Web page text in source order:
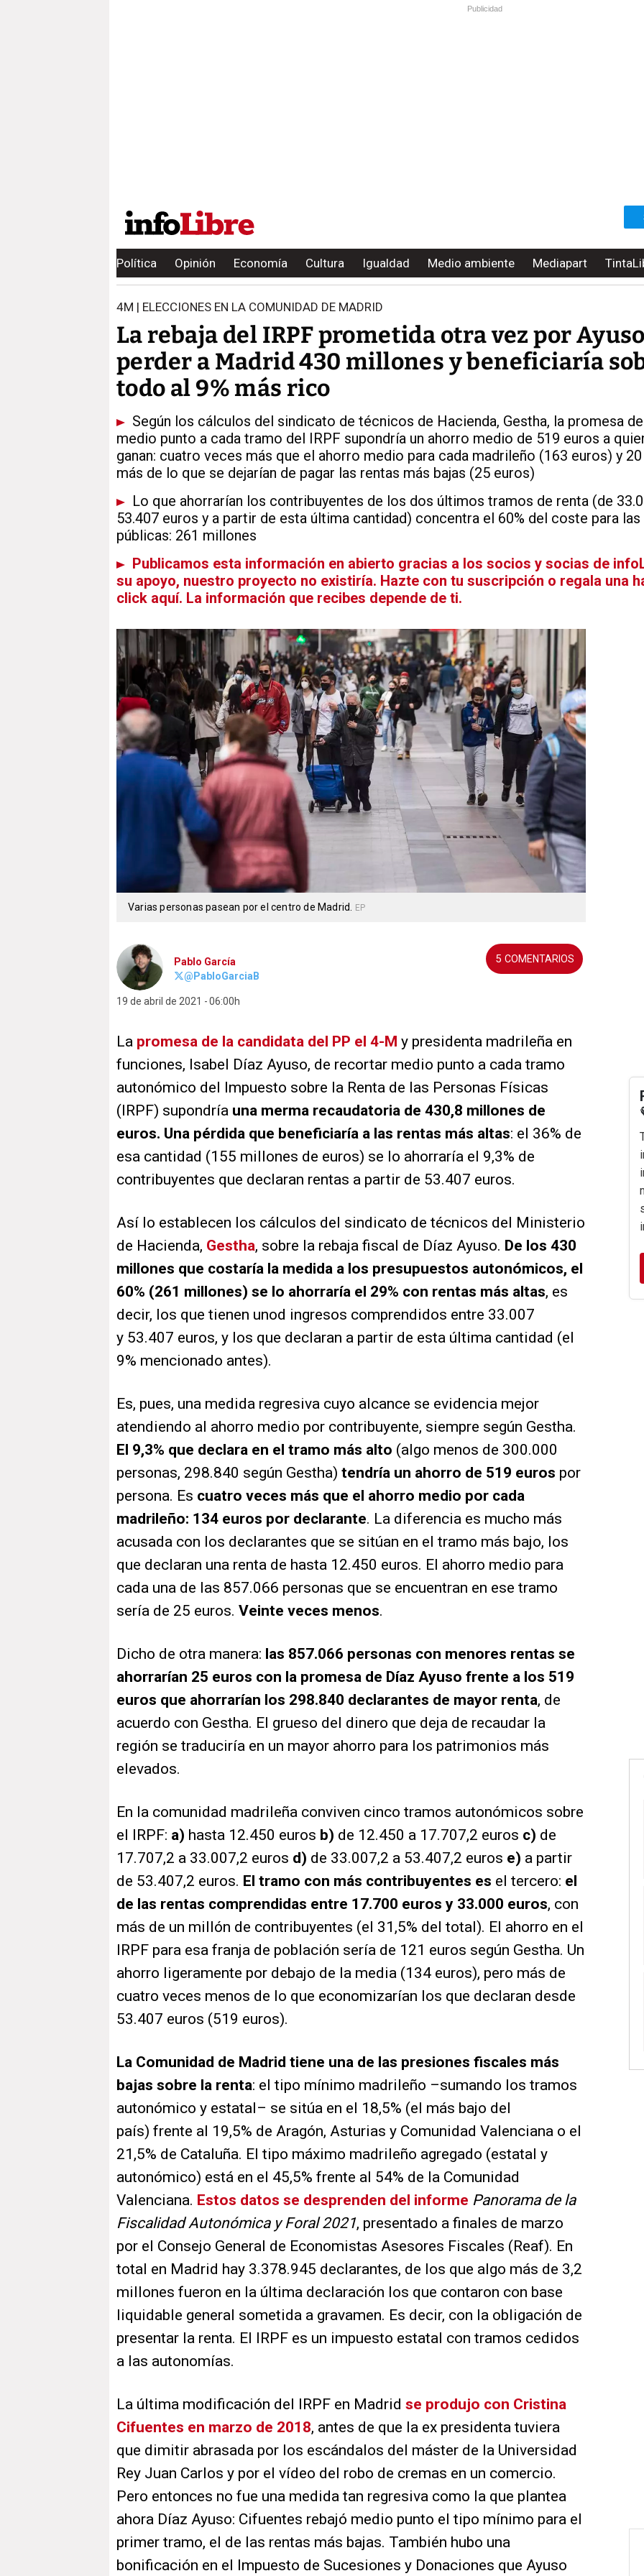
Publicidad
Política Opinión Economía Cultura Igualdad Medio ambiente Mediapart
4M | ELECCIONES EN LA COMUNIDAD DE MADRID
La rebaja del IRPF prometida otra vez por
perder a Madrid 430 millones y beneficiaría
todo al 9% más rico
Según los cálculos del sindicato de técnicos de Hacienda, Gestha, la promesa
medio punto a cada tramo del IRPF supondría un ahorro medio de 519 euros a
ganan: cuatro veces más que el ahorro medio para cada madrileño (163 euros) y
más de lo que se dejarían de pagar las rentas más bajas (25 euros)
Lo que ahorrarían los contribuyentes de los dos últimos tramos de renta (de
53.407 euros y a partir de esta última cantidad) concentra el 60% del coste para las
públicas: 261 millones
Publicamos esta información en abierto gracias a los socios y socias de
su apoyo, nuestro proyecto no existiría. Hazte con tu suscripción o regala una
click aquí. La información que recibes depende de ti.
Varias personas pasean por el centro de Madrid. EP
Pablo García
@PabloGarciaB
19 de abril de 2021 06:00h
5
La promesa de la candidata del PP el 4-M y presidenta madrileña en
funciones, Isabel Díaz Ayuso, de recortar medio punto a cada tramo
autonómico del Impuesto sobre la Renta de las Personas Físicas
(IRPF) supondría una merma recaudatoria de 430,8 millones de
euros. Una pérdida que beneficiaría a las rentas más altas: el 36% de
esa cantidad (155 millones de euros) se lo ahorraría el 9,3% de
contribuyentes que declaran rentas a partir de 53.407 euros.
Así lo establecen los cálculos del sindicato de técnicos del Ministerio
de Hacienda, Gestha, sobre la rebaja fiscal de Díaz Ayuso. De los 430
millones que costaría la medida a los presupuestos autonómicos, el
60% (261 millones) se lo ahorraría el 29% con rentas más altas, es
decir, los que tienen unod ingresos comprendidos entre 33.007
y 53.407 euros, y los que declaran a partir de esta última cantidad (el
9% mencionado antes).
Es, pues, una medida regresiva cuyo alcance se evidencia mejor
atendiendo al ahorro medio por contribuyente, siempre según Gestha.
El 9,3% que declara en el tramo más alto (algo menos de 300.000
personas, 298.840 según Gestha) tendría un ahorro de 519 euros por
persona. Es cuatro veces más que el ahorro medio por cada
madrileño: 134 euros por declarante. La diferencia es mucho más
acusada con los declarantes que se sitúan en el tramo más bajo, los
que declaran una renta de hasta 12.450 euros. El ahorro medio para
cada una de las 857.066 personas que se encuentran en ese tramo
sería de 25 euros. Veinte veces menos.
Dicho de otra manera: las 857.066 personas con menores rentas se
ahorrarían 25 euros con la promesa de Díaz Ayuso frente a los 519
euros que ahorrarían los 298.840 declarantes de mayor renta, de
acuerdo con Gestha. El grueso del dinero que deja de recaudar la
región se traduciría en un mayor ahorro para los patrimonios más
elevados.
En la comunidad madrileña conviven cinco tramos autonómicos sobre
el IRPF: a) hasta 12.450 euros b) de 12.450 a 17.707,2 euros c) de
17.707,2 a 33.007,2 euros d) de 33.007,2 a 53.407,2 euros e) a partir
de 53.407,2 euros. El tramo con más contribuyentes es el tercero: el
de las rentas comprendidas entre 17.700 euros y 33.000 euros, con
más de un millón de contribuyentes (el 31,5% del total). El ahorro en el
IRPF para esa franja de población sería de 121 euros según Gestha. Un
ahorro ligeramente por debajo de la media (134 euros), pero más de
cuatro veces menos de lo que economizarían los que declaran desde
53.407 euros (519 euros).
La Comunidad de Madrid tiene una de las presiones fiscales más
bajas sobre la renta: el tipo mínimo madrileño –sumando los tramos
autonómico y estatal– se sitúa en el 18,5% (el más bajo del
país) frente al 19,5% de Aragón, Asturias y Comunidad Valenciana o el
21,5% de Cataluña. El tipo máximo madrileño agregado (estatal y
autonómico) está en el 45,5% frente al 54% de la Comunidad
Valenciana. Estos datos se desprenden del informe Panorama de la
Fiscalidad Autonómica y Foral 2021, presentado a finales de marzo
por el Consejo General de Economistas Asesores Fiscales (Reaf). En
total en Madrid hay 3.378.945 declarantes, de los que algo más de 3,2
millones fueron en la última declaración los que contaron con base
liquidable general sometida a gravamen. Es decir, con la obligación de
presentar la renta. El IRPF es un impuesto estatal con tramos cedidos
a las autonomías.
La última modificación del IRPF en Madrid se produjo con Cristina
Cifuentes en marzo de 2018, antes de que la ex presidenta tuviera
que dimitir abrasada por los escándalos del máster de la Universidad
Rey Juan Carlos y por el vídeo del robo de cremas en un comercio.
Pero entonces no fue una medida tan regresiva como la que plantea
ahora Díaz Ayuso: Cifuentes rebajó medio punto el tipo mínimo para el
primer tramo, el de las rentas más bajas. También hubo una
bonificación en el Impuesto de Sucesiones y Donaciones que Ayuso